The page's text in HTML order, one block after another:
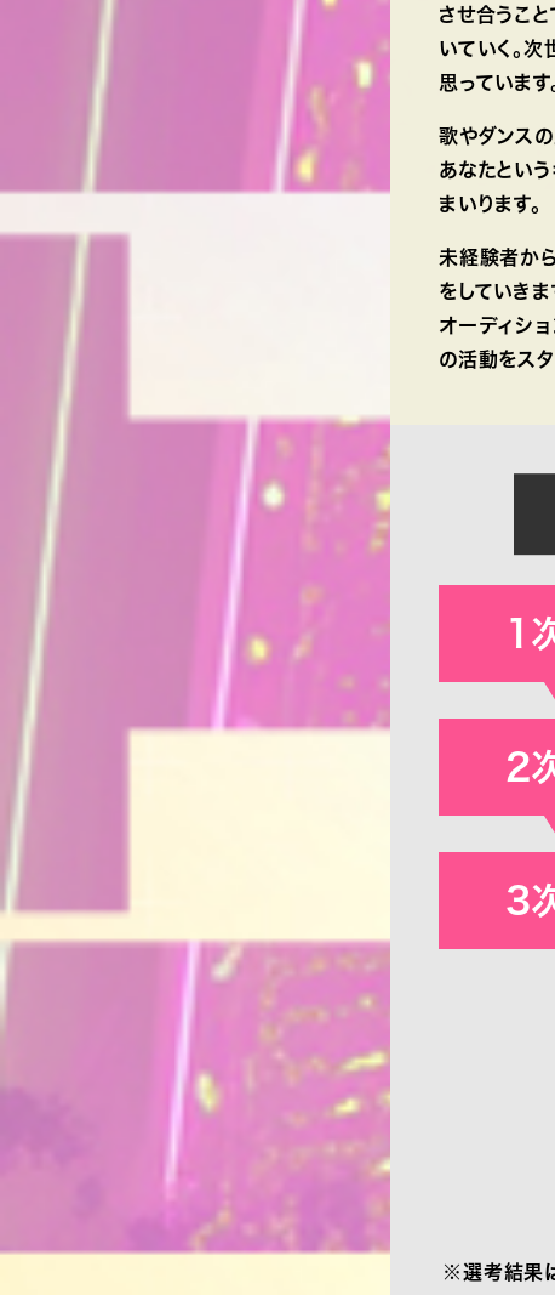
させ合うこ
いていく。
思っています
歌やダンス
あなたとい
まいります。
未経験者か
をしていきま
オーディシ
の活動をスタ
1
2
3
選考結果